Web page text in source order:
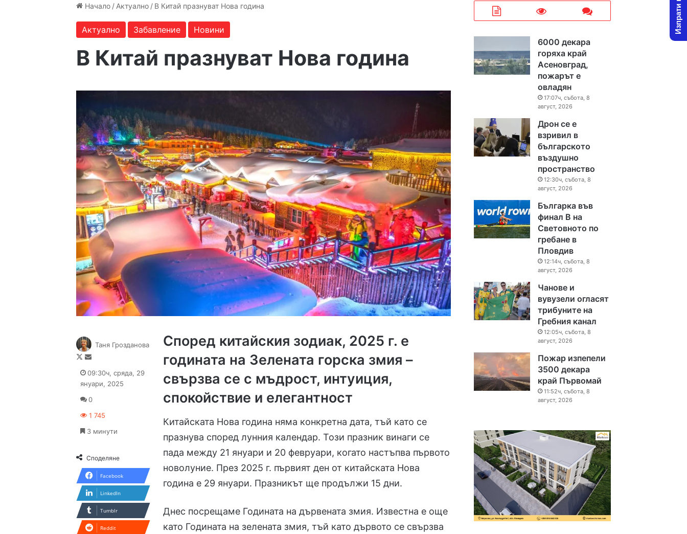
Начало / Актуално / В Китай празнуват Нова година
Актуално Забавление Новини
В Китай празнуват Нова година
Според китайския зодиак, 2025 г. е
годината на Зелената горска змия –
свързва се с мъдрост, интуиция,
спокойствие и елегантност
Китайската Нова година няма конкретна дата, тъй като се
празнува според лунния календар. Този празник винаги се
пада между 21 януари и 20 февруари, когато настъпва първото
новолуние. През 2025 г. първият ден от китайската Нова
година е 29 януари. Празникът ще продължи 15 дни.
Днес посрещаме Годината на дървената змия. Известна е още
като Годината на зелената змия, тъй като дървото се свързва
Таня Грозданова
Follow
X
Send
email
09:30ч, сряда, 29
януари, 2025
0
1 745
3 минути
Споделяне
Facebook
LinkedIn
Tumblr
Reddit
6000 декара
горяха край
Асеновград,
пожарът е
овладян
17:07ч, събота, 8
август, 2026
Дрон се е
взривил в
българското
въздушно
пространство
12:30ч, събота, 8
август, 2026
Българка във
финал B на
Световното по
гребане в
Пловдив
12:14ч, събота, 8
август, 2026
Чанове и
вувузели огласят
трибуните на
Гребния канал
12:05ч, събота, 8
август, 2026
Пожар изпепели
3500 декара
край Първомай
11:52ч, събота, 8
август, 2026